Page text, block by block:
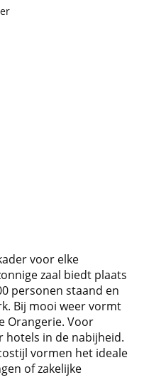
voor elke
zaal biedt plaats
personen staand en
Bij mooi weer vormt
Orangerie. Voor
hotels in de nabijheid.
vormen het ideale
of zakelijke